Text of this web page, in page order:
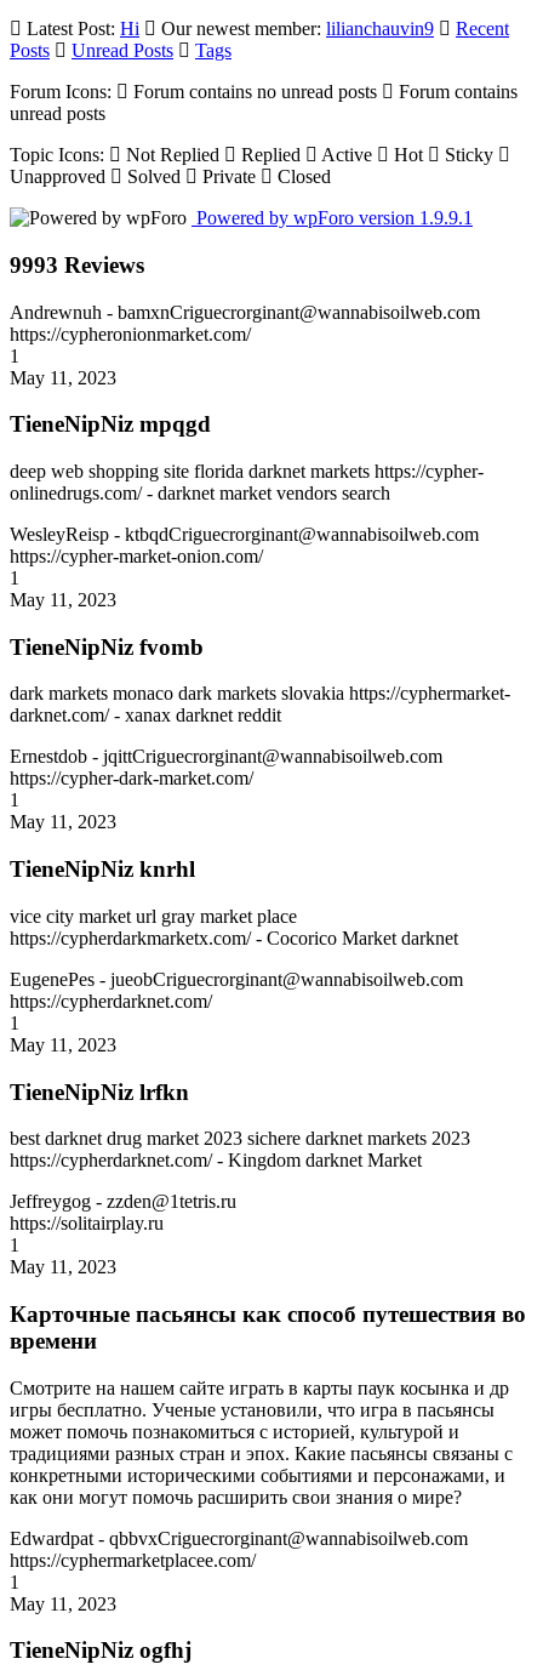
Latest Post: Hi Our newest member: lilianchauvin9
Recent
Posts
Unread Posts
Tags
Forum Icons:
Forum contains no unread posts
Forum contains
unread posts
Topic Icons:
Not Replied Replied Active Hot
Sticky
Unapproved
Solved Private
Closed
Powered by wpForo version 1.9.9.1
9993 Reviews
Andrewnuh - bamxnCriguecrorginant@wannabisoilweb.com
https://cypheronionmarket.com/
1
May 11, 2023
TieneNipNiz mpqgd
deep web shopping site florida darknet markets https://cypher-
onlinedrugs.com/ - darknet market vendors search
WesleyReisp - ktbqdCriguecrorginant@wannabisoilweb.com
https://cypher-market-onion.com/
1
May 11, 2023
TieneNipNiz fvomb
dark markets monaco dark markets slovakia https://cyphermarket-
darknet.com/ - xanax darknet reddit
Ernestdob - jqittCriguecrorginant@wannabisoilweb.com
https://cypher-dark-market.com/
1
May 11, 2023
TieneNipNiz knrhl
vice city market url gray market place
https://cypherdarkmarketx.com/ - Cocorico Market darknet
EugenePes - jueobCriguecrorginant@wannabisoilweb.com
https://cypherdarknet.com/
1
May 11, 2023
TieneNipNiz lrfkn
best darknet drug market 2023 sichere darknet markets 2023
https://cypherdarknet.com/ - Kingdom darknet Market
Jeffreygog - zzden@1tetris.ru
https://solitairplay.ru
1
May 11, 2023
Карточные пасьянсы как способ путешествия во
времени
Смотрите на нашем сайте играть в карты паук косынка и др
игры бесплатно. Ученые установили, что игра в пасьянсы
может помочь познакомиться с историей, культурой и
традициями разных стран и эпох. Какие пасьянсы связаны с
конкретными историческими событиями и персонажами, и
как они могут помочь расширить свои знания о мире?
Edwardpat - qbbvxCriguecrorginant@wannabisoilweb.com
https://cyphermarketplacee.com/
1
May 11, 2023
TieneNipNiz ogfhj